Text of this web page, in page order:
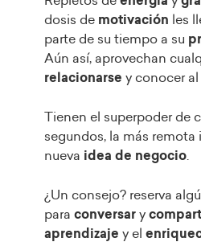
dosis de motivación les
parte de su tiempo a su
Aún así, aprovechan
relacionarse y conocer
Tienen el superpoder de
segundos, la más remota
nueva idea de negocio.
¿Un consejo? reserva
para conversar y
aprendizaje y el